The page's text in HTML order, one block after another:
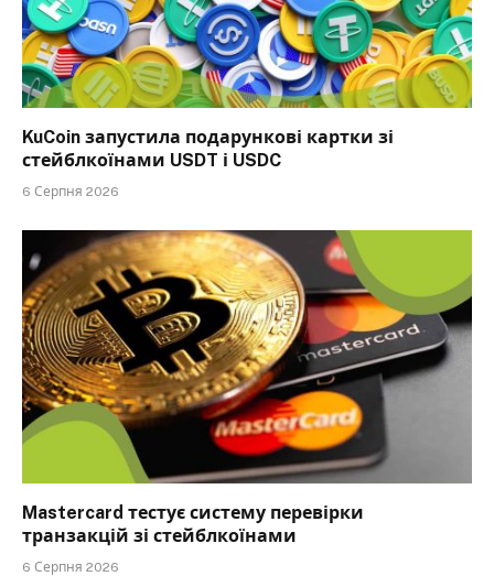
KuCoin запустила подарункові картки зі
стейблкоїнами USDT і USDC
6 Серпня 2026
Mastercard тестує систему перевірки
транзакцій зі стейблкоїнами
6 Серпня 2026